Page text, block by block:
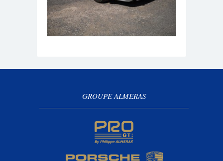
GROUPE ALMERAS